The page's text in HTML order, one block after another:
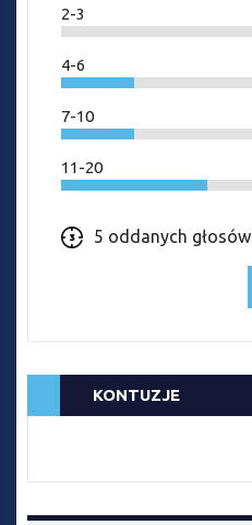
2-3
4-6
7-10
11-20
5 oddanych głosów
KONTUZJE